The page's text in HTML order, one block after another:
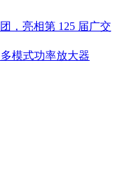
，亮相第 125 届广交
模式功率放大器